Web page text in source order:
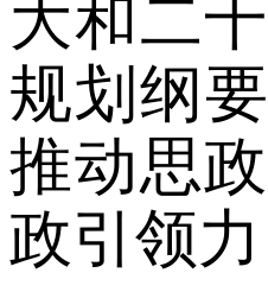
大和二
规划纲
推动思
政引领